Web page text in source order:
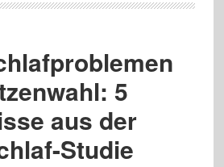
5
aus der
Studie